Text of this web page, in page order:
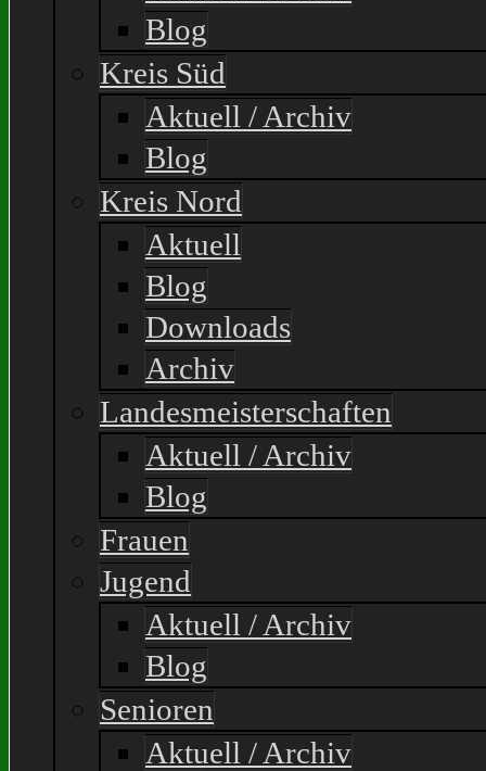
Blog
Kreis Süd
Aktuell / Archiv
Blog
Kreis Nord
Aktuell
Blog
Downloads
Archiv
Landesmeisterschaften
Aktuell / Archiv
Blog
Frauen
Jugend
Aktuell / Archiv
Blog
Senioren
Aktuell / Archiv